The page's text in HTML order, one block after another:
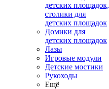
детских площадок,
столики для
детских площадок
Домики для
детских площадок
Лазы
Игровые модули
Детские мостики
Рукоходы
Ещё